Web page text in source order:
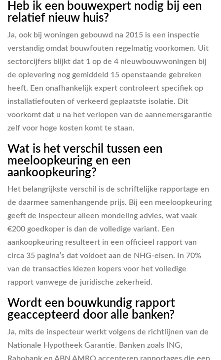
Heb ik een bouwexpert nodig bij een
relatief nieuw huis?
Ja, ook bij woningen gebouwd na 2015 is een inspectie
verstandig omdat bouwfouten regelmatig voorkomen. Uit
sectorcijfers blijkt dat 1 op de 4 nieuwbouwwoningen bij
de oplevering nog gemiddeld 15 openstaande gebreken
heeft. Een onafhankelijk expert controleert specifiek op
installatiefouten of verkeerd geplaatste isolatie. Dit
voorkomt dat u na het verlopen van de aannemersgarantie
zelf voor hoge kosten komt te staan.
Wat is het verschil tussen een
meeloopkeuring en een
aankoopkeuring?
Het belangrijkste verschil is de schriftelijke rapportage en
de daarmee samenhangende prijs. Bij een meeloopkeuring
geeft de inspecteur alleen mondeling advies, wat vaak
€200 goedkoper is dan de volledige variant. Een
aankoopkeuring resulteert in een officieel rapport van
circa 35 pagina’s dat voldoet aan de NHG-eisen. In 70%
van de transacties kiezen kopers voor het volledige
rapport vanwege de juridische zekerheid.
Wordt een bouwkundig rapport
geaccepteerd door alle banken?
Ja, mits de inspecteur werkt volgens de richtlijnen van de
Nationale Hypotheek Garantie. Banken zoals ING,
Rabobank en ABN AMRO accepteren rapportages die een